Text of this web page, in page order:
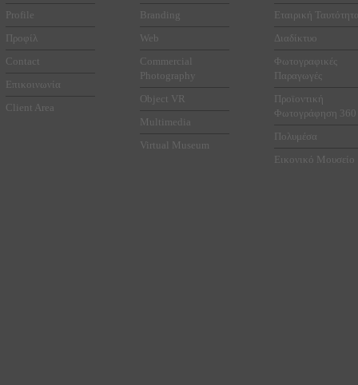
Profile
Προφίλ
Contact
Επικοινωνία
Client Area
Branding
Web
Commercial
Photography
Object VR
Multimedia
Virtual Museum
Εταιρική
Διαδίκτυο
Φωτογραφικές
Παραγωγές
Προϊοντική
Φωτογράφηση 360
Πολυμέσα
Εικονικό Μουσείο